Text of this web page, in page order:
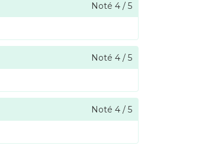
Noté 4 / 5
Noté 4 / 5
Noté 4 / 5